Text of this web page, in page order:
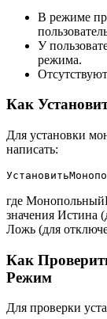
В режиме
У
режима.
Как
Для установки
написать:
где
значения Истина
Ложь (для
Как
Режим
Для проверки